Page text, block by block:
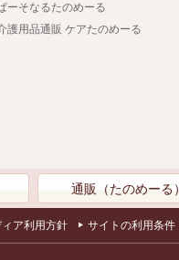
ーそなるたのめーる
護用品通販 ケアたのめーる
通販（たのめーる
ア利用方針 サイトの利用条件